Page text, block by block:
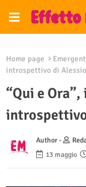
Home page
introspettivo di
“Qui e
Author -
13 maggio